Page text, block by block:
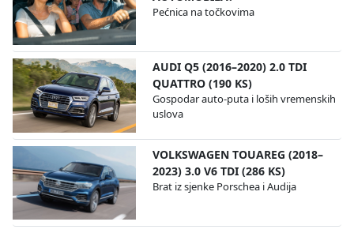
Pećnica na točkovima
AUDI Q5 (2016–2020) 2.0 TDI
QUATTRO (190 KS)
Gospodar auto-puta i loših vremenskih
uslova
VOLKSWAGEN TOUAREG (2018–
2023) 3.0 V6 TDI (286 KS)
Brat iz sjenke Porschea i Audija